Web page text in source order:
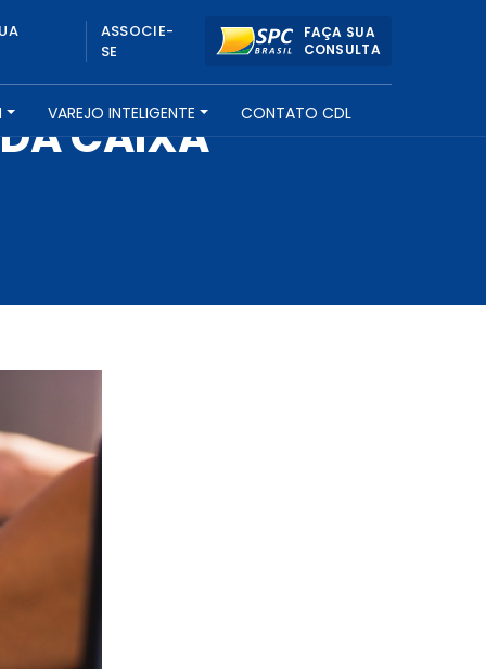
ASSOCIE-
SE
FAÇA SUA
CONSULTA
VAREJO INTELIGENTE CONTATO CDL
CAIXA